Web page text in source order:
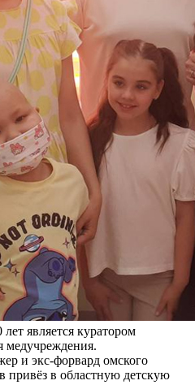
является куратором
медучреждения.
и экс-форвард омского
привёз в областную детскую